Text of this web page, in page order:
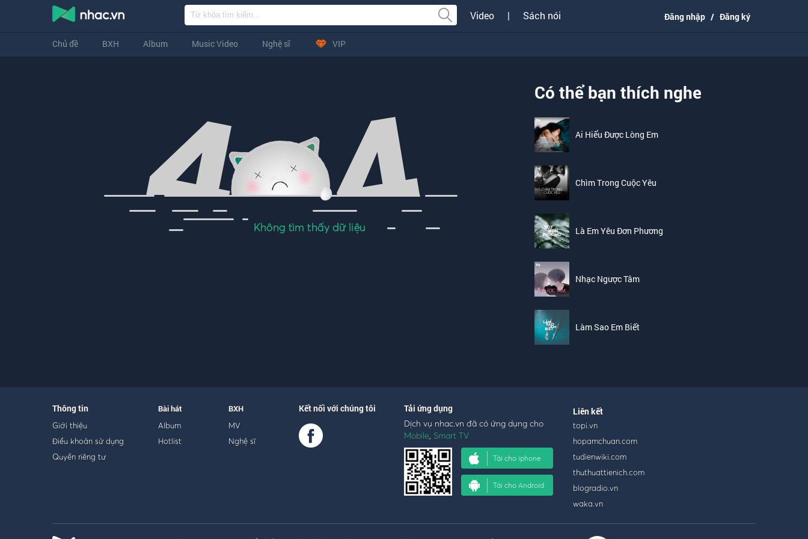
Video | Sách nói Đăng nhập / Đăng ký
Chủ đề BXH Album Music Video Nghệ sĩ VIP
Có thể bạn thích nghe
Ai Hiểu Được Lòng Em
Chìm Trong Cuộc Yêu
Là Em Yêu Đơn Phương
Nhạc Ngược Tâm
Làm Sao Em Biết
Thông tin
Giới thiệu
Điều khoản sử dụng
Quyền riêng tư
Bài hát
Album
Hotlist
BXH
MV
Nghệ sĩ
Kết nối với chúng tôi Tải ứng dụng
Dịch vụ nhac.vn đã có ứng dụng cho
Mobile, Smart TV
Tải cho iphone
Tải cho Android
Liên kết
topi.vn
hopamchuan.com
tudienwiki.com
thuthuattienich.com
blogradio.vn
waka.vn